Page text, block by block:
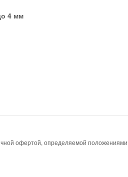
4 мм
офертой, определяемой